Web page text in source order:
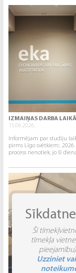
IZMAIŅAS DARBA LAIKĀ
15.06.2026.
Informējam par studiju
pirms Līgo svētkiem:.
process nenotiek, jo šī
Šī
tīmekļa
Uzziniet